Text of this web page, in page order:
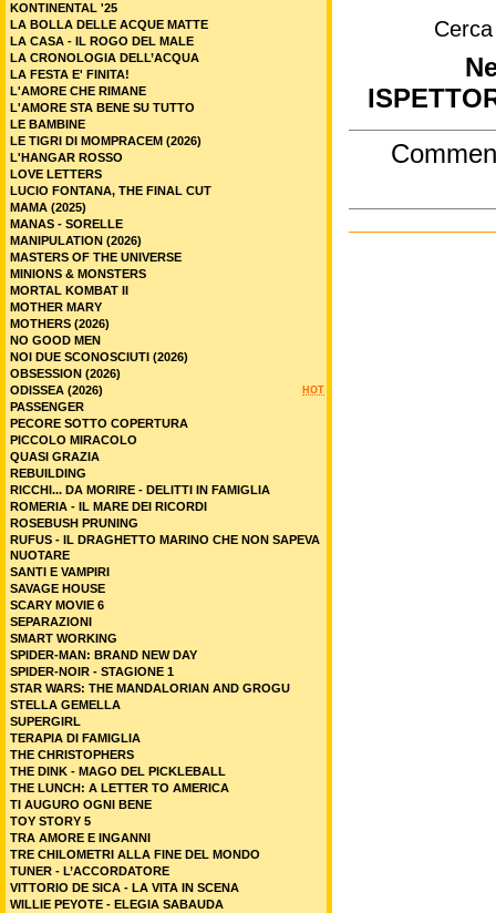
KONTINENTAL '25
LA BOLLA DELLE ACQUE MATTE
LA CASA - IL ROGO DEL MALE
LA CRONOLOGIA DELL’ACQUA
LA FESTA E' FINITA!
L'AMORE CHE RIMANE
L'AMORE STA BENE SU TUTTO
LE BAMBINE
LE TIGRI DI MOMPRACEM (2026)
L'HANGAR ROSSO
LOVE LETTERS
LUCIO FONTANA, THE FINAL CUT
MAMA (2025)
MANAS - SORELLE
MANIPULATION (2026)
MASTERS OF THE UNIVERSE
MINIONS & MONSTERS
MORTAL KOMBAT II
MOTHER MARY
MOTHERS (2026)
NO GOOD MEN
NOI DUE SCONOSCIUTI (2026)
OBSESSION (2026)
HOT
ODISSEA (2026)
PASSENGER
PECORE SOTTO COPERTURA
PICCOLO MIRACOLO
QUASI GRAZIA
REBUILDING
RICCHI... DA MORIRE - DELITTI IN FAMIGLIA
ROMERIA - IL MARE DEI RICORDI
ROSEBUSH PRUNING
RUFUS - IL DRAGHETTO MARINO CHE NON SAPEVA
NUOTARE
SANTI E VAMPIRI
SAVAGE HOUSE
SCARY MOVIE 6
SEPARAZIONI
SMART WORKING
SPIDER-MAN: BRAND NEW DAY
SPIDER-NOIR - STAGIONE 1
STAR WARS: THE MANDALORIAN AND GROGU
STELLA GEMELLA
SUPERGIRL
TERAPIA DI FAMIGLIA
THE CHRISTOPHERS
THE DINK - MAGO DEL PICKLEBALL
THE LUNCH: A LETTER TO AMERICA
TI AUGURO OGNI BENE
TOY STORY 5
TRA AMORE E INGANNI
TRE CHILOMETRI ALLA FINE DEL MONDO
TUNER - L’ACCORDATORE
VITTORIO DE SICA - LA VITA IN SCENA
WILLIE PEYOTE - ELEGIA SABAUDA